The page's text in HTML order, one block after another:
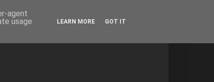
agent
usage
LEARN MORE GOT IT